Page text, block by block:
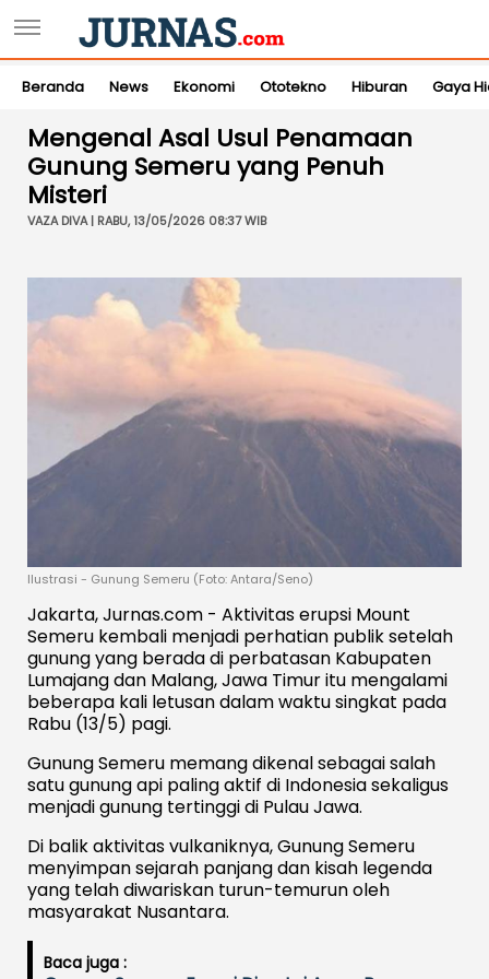
Beranda News Ekonomi Ototekno Hiburan Gaya
Mengenal Asal Usul Penamaan
Gunung Semeru yang Penuh
Misteri
VAZA DIVA | RABU, 13/05/2026 08:37 WIB
Ilustrasi - Gunung Semeru (Foto: Antara/Seno)
Jakarta, Jurnas.com - Aktivitas erupsi Mount
Semeru kembali menjadi perhatian publik setelah
gunung yang berada di perbatasan Kabupaten
Lumajang dan Malang, Jawa Timur itu mengalami
beberapa kali letusan dalam waktu singkat pada
Rabu (13/5) pagi.
Gunung Semeru memang dikenal sebagai salah
satu gunung api paling aktif di Indonesia sekaligus
menjadi gunung tertinggi di Pulau Jawa.
Di balik aktivitas vulkaniknya, Gunung Semeru
menyimpan sejarah panjang dan kisah legenda
yang telah diwariskan turun-temurun oleh
masyarakat Nusantara.
Baca juga :